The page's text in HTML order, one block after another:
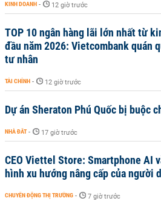
KINH DOANH - 12 giờ trước
TOP 10 ngân hàng lãi lớn nhất từ
đầu năm 2026: Vietcombank quán
tư nhân
TÀI CHÍNH - 12 giờ trước
Dự án Sheraton Phú Quốc bị buộc
NHÀ ĐẤT - 17 giờ trước
CEO Viettel Store: Smartphone AI
hình xu hướng nâng cấp của người
CHUYỂN ĐỘNG THỊ TRƯỜNG - 7 giờ trước